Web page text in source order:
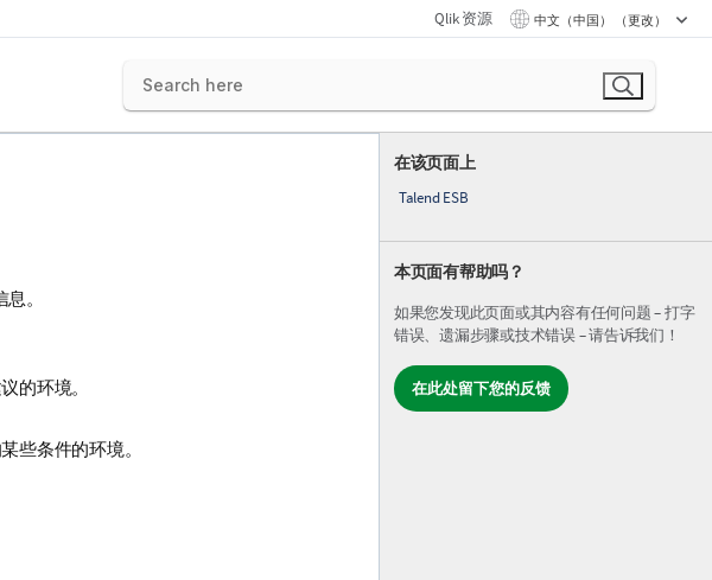
Qlik 资源 中文（中国） （更改）
在该页面上
Talend ESB
本页面有帮助吗？
如果您发现此页面或其内容有任何问题 – 打字
错误、遗漏步骤或技术错误 – 请告诉我们！
在此处留下您的反馈
。
的环境。
些条件的环境。